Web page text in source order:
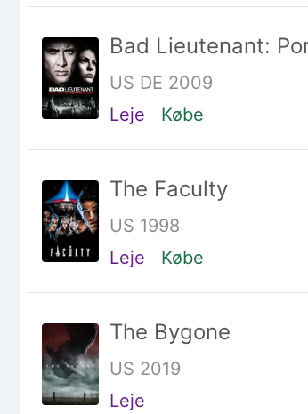
Bad Lieutenant:
US DE 2009
Leje
Købe
The Faculty
US 1998
Leje
Købe
The Bygone
US 2019
Leje